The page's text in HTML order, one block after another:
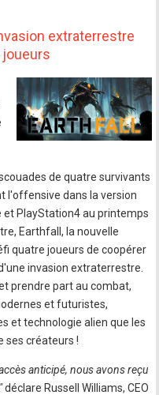
extraterrestre
de quatre survivants
l'offensive dans la version
et PlayStation4 au printemps
Earthfall, la nouvelle
quatre joueurs de coopérer
invasion extraterrestre.
prendre part au combat,
et futuristes,
et technologie alien que les
ses créateurs !
anticipé, nous avons reçu
déclare Russell Williams, CEO